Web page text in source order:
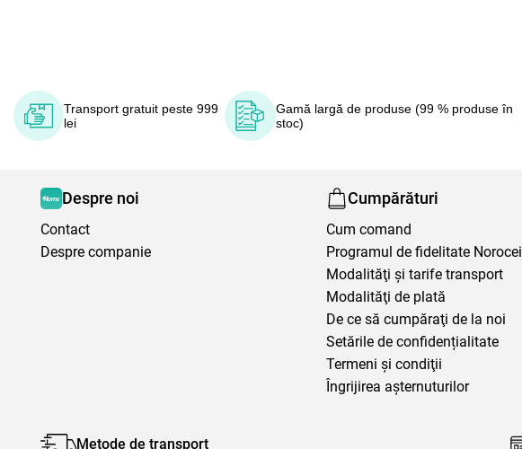
Transport gratuit peste 999
lei
Gamă largă de produse (99 % produse în
stoc)
Despre noi
Contact
Despre companie
Cumpărături
Cum comand
Programul de fidelitate Norocei
Modalităţi şi tarife transport
Modalităţi de plată
De ce să cumpăraţi de la noi
Setările de confidențialitate
Termeni şi condiţii
Îngrijirea așternuturilor
Metode de transport